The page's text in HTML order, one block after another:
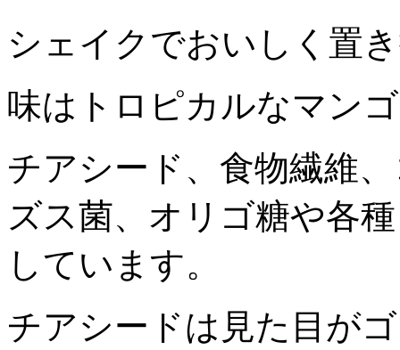
シェイクでおいしく置
味はトロピカルなマン
チアシード、食物繊維
ズス菌、オリゴ糖や各
しています。
チアシードは見た目が